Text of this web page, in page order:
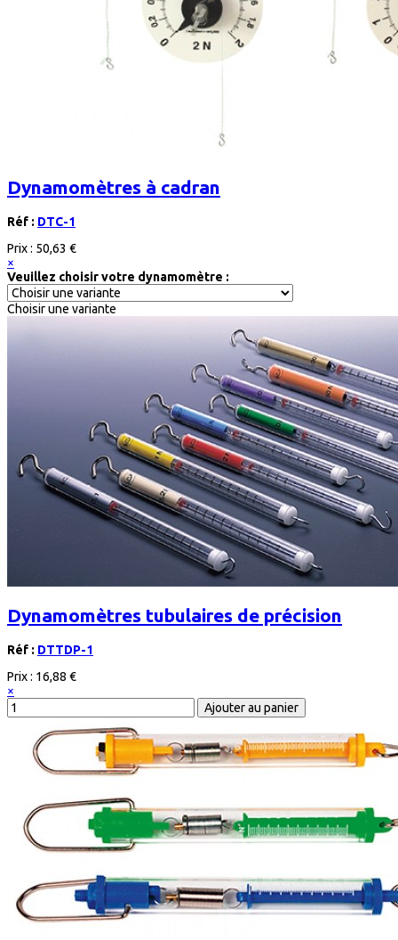
Dynamomètres à cadran
Réf : DTC-1
Prix : 50,63 €
×
Veuillez choisir votre dynamomètre :
Choisir une variante
Dynamomètres tubulaires de précision
Réf : DTTDP-1
Prix : 16,88 €
×